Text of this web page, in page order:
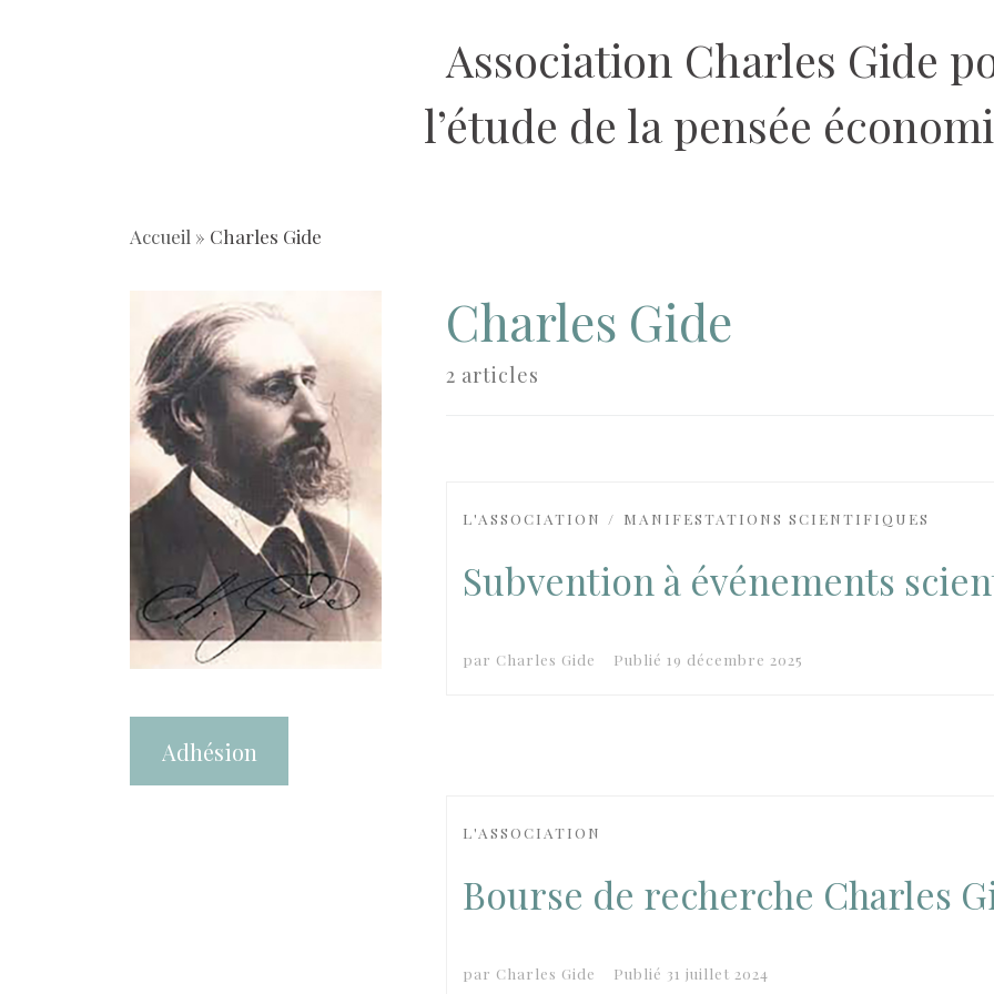
Association Charles Gide
l’étude de la pensée
Accueil » Charles Gide
Charles Gide
2 articles
L'ASSOCIATION MANIFESTATIONS SCIENTIFIQUES
Subvention à événements
par Charles Gide Publié 19 décembre 2025
L'ASSOCIATION
Bourse de recherche Charles
par Charles Gide Publié 31 juillet 2024
Adhésion